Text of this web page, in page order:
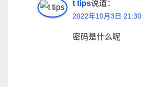
t tips说道：
2022年10月3日 21:30
密码是什么呢